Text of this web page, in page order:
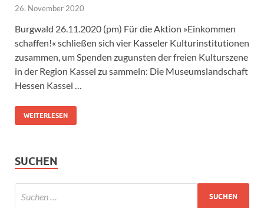
26. November 2020
Burgwald 26.11.2020 (pm) Für die Aktion »Einkommen
schaffen!« schließen sich vier Kasseler Kulturinstitutionen
zusammen, um Spenden zugunsten der freien Kulturszene
in der Region Kassel zu sammeln: Die Museumslandschaft
Hessen Kassel …
WEITERLESEN
SUCHEN